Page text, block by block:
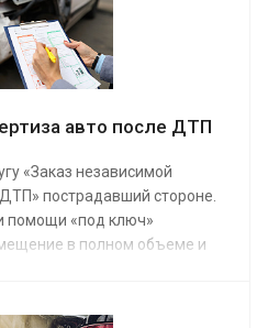
авто после ДТП
«Заказ независимой
пострадавший стороне.
помощи «под ключ»
в полном объеме и
разбирательстве.